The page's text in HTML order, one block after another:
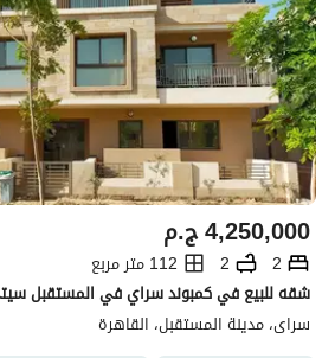
ج.م4,250,000
2
2
112 متر مربع
سراى، مدينة المستقبل، القاهرة